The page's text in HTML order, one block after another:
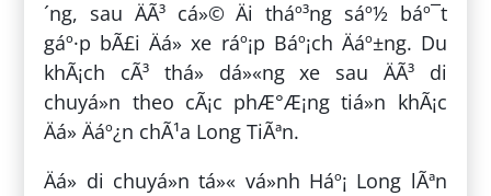
´ng, sau ÄÃ³ cá»© Äi tháº³ng sáº½ báº¯t
gáº·p bÃ£i Äá» xe ráº¡p Báº¡ch Äáº±ng. Du
khÃ¡ch cÃ³ thá» dá»«ng xe sau ÄÃ³ di
chuyá»n theo cÃ¡c phÆ°Æ¡ng tiá»n khÃ¡c
Äá» Äáº¿n chÃ¹a Long TiÃªn.
Äá» di chuyá»n tá»« vá»nh Háº¡ Long lÃªn